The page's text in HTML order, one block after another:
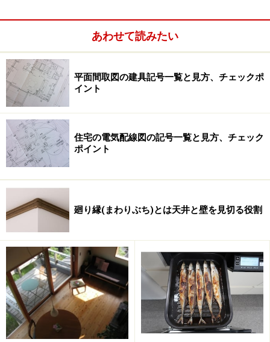
新築の場合、玄関扉など建物本体に関わる建材は別とし
て、外まわりはどうしても後回しになってしまいがちで
す。しかし、エクステリアプランは、間取りや外観デザ
インに影響するケースも。門扉やカーポート、デッキの
配置やデザインなど、あらかじめ考慮しておくことで、
使い勝手がよく、まとまりのある佇まいの住まいとなる
でしょう。
あわせて読みたい
平面間取図の建具記号一覧と見方、チェックポ
イント
住宅の電気配線図の記号一覧と見方、チェック
ポイント
廻り縁(まわりぶち)とは天井と壁を見切る役割